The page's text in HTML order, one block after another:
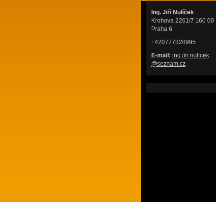
Ing. Jiří Nulíček
Krohova 2261/7 160 00
Praha 6
+420777328995
E-mail: ing.jiri.nulicek
@seznam.cz